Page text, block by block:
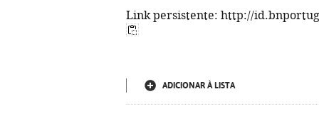
Link persistente: http://
ADICIONAR À LISTA